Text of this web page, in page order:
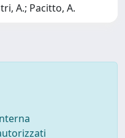
A.; Pacitto, A.